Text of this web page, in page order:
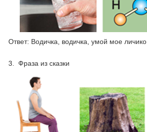
Ответ: Водичка, водичка, умой мое личико
3. Фраза из сказки